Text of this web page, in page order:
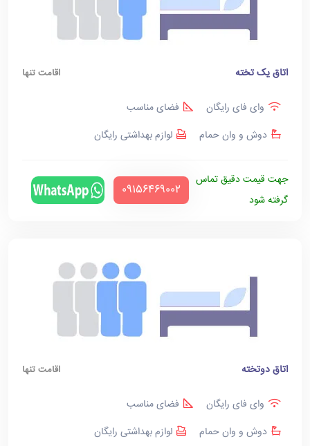
اتاق یک تخته اقامت تنها
وای فای رایگان
فضای مناسب
دوش و وان حمام
لوازم بهداشتی رایگان
جهت قیمت دقیق تماس
گرفته شود
‪09156469002‬
اتاق دوتخته اقامت تنها
وای فای رایگان
فضای مناسب
دوش و وان حمام
لوازم بهداشتی رایگان